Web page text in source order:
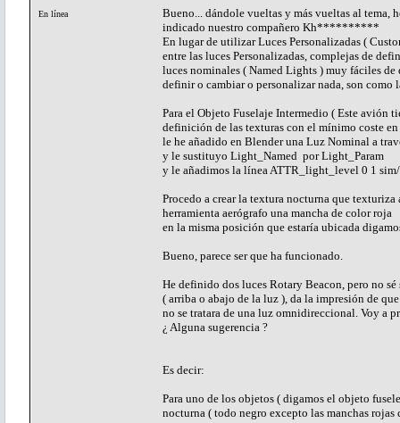
En línea
Bueno... dándole vueltas y más vueltas al tema,
indicado nuestro compañero Kh**********
En lugar de utilizar Luces Personalizadas (
entre las luces Personalizadas, complejas de
luces nominales ( Named Lights ) muy fáciles
definir o cambiar o personalizar nada, son como
Para el Objeto Fuselaje Intermedio ( Este avión
definición de las texturas con el mínimo coste en
le he añadido en Blender una Luz Nominal a
y le sustituyo Light_Named por Light_Param
y le añadimos la línea ATTR_light_level 0 1
Procedo a crear la textura nocturna que
herramienta aerógrafo una mancha de color roja
en la misma posición que estaría ubicada
Bueno, parece ser que ha funcionado.
He definido dos luces Rotary Beacon, pero no
( arriba o abajo de la luz ), da la impresión de que
no se tratara de una luz omnidireccional. Voy a
¿ Alguna sugerencia ?
Es decir:
Para uno de los objetos ( digamos el objeto
nocturna ( todo negro excepto las manchas